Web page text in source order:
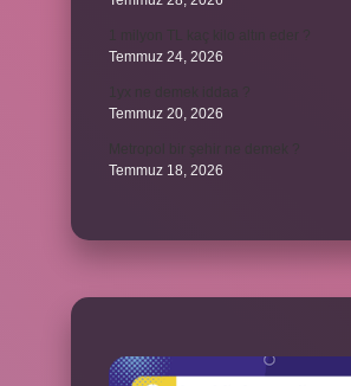
Temmuz 24, 2026
Temmuz 20, 2026
Temmuz 18, 2026